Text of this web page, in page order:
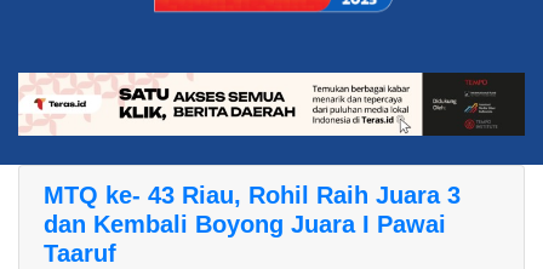
MTQ ke- 43 Riau, Rohil Raih Juara 3
dan Kembali Boyong Juara I Pawai
Taaruf